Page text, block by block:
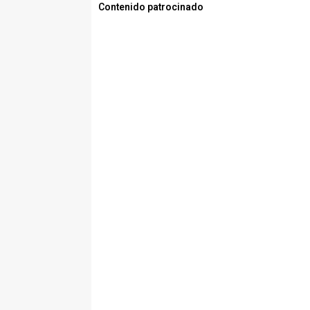
Contenido patrocinado